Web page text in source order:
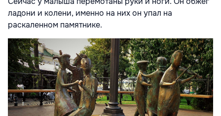
ладони и колени, именно на них он упал на
раскаленном памятнике.